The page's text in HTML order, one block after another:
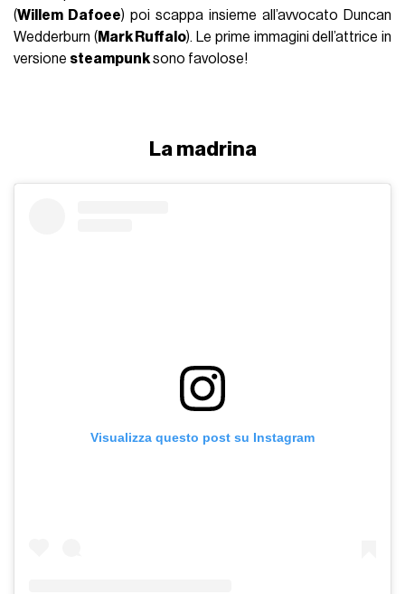
(Willem Dafoee) poi scappa insieme all’avvocato Duncan
Wedderburn ( Mark Ruffalo). Le prime immagini dell’attrice in
versione steampunksono favolose!
La madrina
Visualizza questo post su Instagram